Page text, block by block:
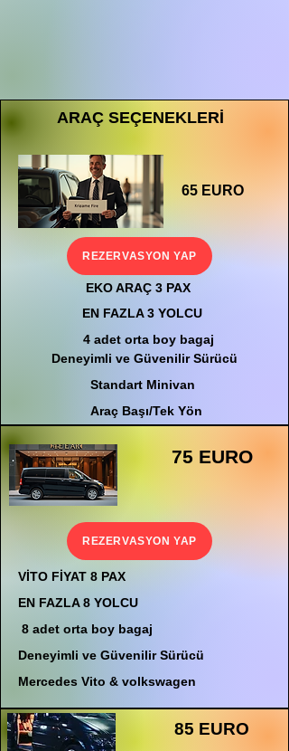
ARAÇ SEÇENEKLERİ
65 EURO
REZERVASYON YAP
EKO ARAÇ 3 PAX
EN FAZLA 3 YOLCU
4 adet orta boy bagaj
Deneyimli ve Güvenilir Sürücü
Standart Minivan
Araç Başı/Tek Yön
75 EURO
REZERVASYON YAP
VİTO FİYAT 8 PAX
EN FAZLA 8 YOLCU
8 adet orta boy bagaj
Deneyimli ve Güvenilir Sürücü
Mercedes Vito & volkswagen
85 EURO